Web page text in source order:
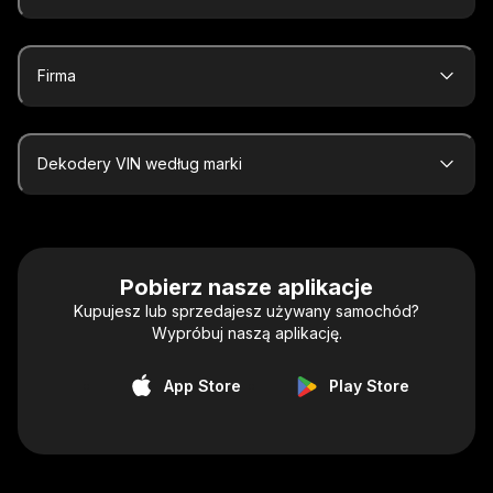
Firma
Dekodery VIN według marki
Pobierz nasze aplikacje
Kupujesz lub sprzedajesz używany samochód?
Wypróbuj naszą aplikację.
App Store Play Store